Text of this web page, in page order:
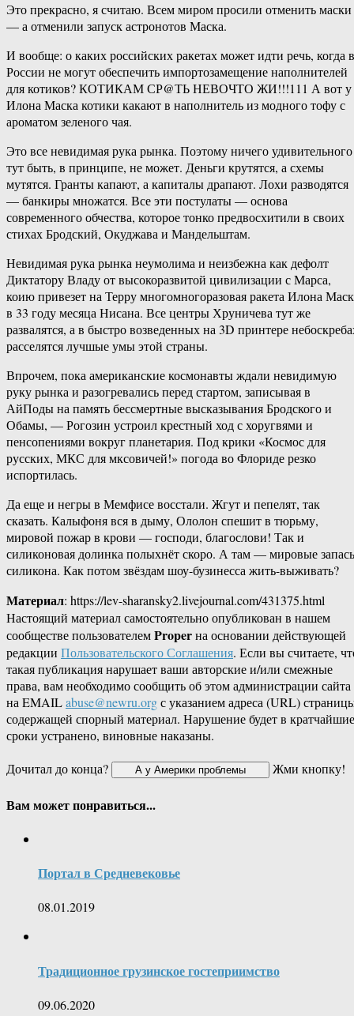
Это прекрасно, я считаю. Всем миром просили отменить маски
— а отменили запуск астронотов Маска.
И вообще: о каких российских ракетах может идти речь, когда в
России не могут обеспечить импортозамещение наполнителей
для котиков? КОТИКАМ СР@ТЬ НЕВОЧТО ЖИ!!!111 А вот у
Илона Маска котики какают в наполнитель из модного тофу с
ароматом зеленого чая.
Это все невидимая рука рынка. Поэтому ничего удивительного
тут быть, в принципе, не может. Деньги крутятся, а схемы
мутятся. Гранты капают, а капиталы драпают. Лохи разводятся
— банкиры множатся. Все эти постулаты — основа
современного обчества, которое тонко предвосхитили в своих
стихах Бродский, Окуджава и Мандельштам.
Невидимая рука рынка неумолима и неизбежна как дефолт
Диктатору Владу от высокоразвитой цивилизации с Марса,
коию привезет на Терру многомногоразовая ракета Илона
в 33 году месяца Нисана. Все центры Хруничева тут же
развалятся, а в быстро возведенных на 3D принтере
расселятся лучшые умы этой страны.
Впрочем, пока американские космонавты ждали невидимую
руку рынка и разогревались перед стартом, записывая в
АйПоды на память бессмертные высказывания Бродского и
Обамы, — Рогозин устроил крестный ход с хоругвями и
пенсопениями вокруг планетария. Под крики «Космос для
русских, МКС для мксовичей!» погода во Флориде резко
испортилась.
Да еще и негры в Мемфисе восстали. Жгут и пепелят, так
сказать. Калыфоня вся в дыму, Ололон спешит в тюрьму,
мировой пожар в крови — господи, благослови! Так и
силиконовая долинка полыхнёт скоро. А там — мировые
силикона. Как потом звёздам шоу-бузинесса жить-выживать?
Материал: https://lev-sharansky2.livejournal.com/431375.html
Настоящий материал самостоятельно опубликован в нашем
сообществе пользователемProperна основании действующей
редакции Пользовательского Соглашения. Если вы считаете,
такая публикация нарушает ваши авторские и/или смежные
права, вам необходимо сообщить об этом администрации сайта
на EMAILabuse@newru.orgс указанием адреса (URL)
содержащей спорный материал. Нарушение будет в кратчайшие
сроки устранено, виновные наказаны.
Дочитал до конца?
Жми кнопку!
Вам может понравиться...
Портал в Средневековье
08.01.2019
Традиционное грузинское гостеприимство
09.06.2020